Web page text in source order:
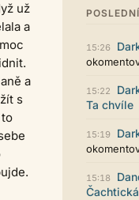
už
a
a
s
Líbí se
vzhledu.
jsou sice
určitě to
stylem...
puero
graficky
Santiago
15:26
15:22
Ta chvíle
15:19
15:18